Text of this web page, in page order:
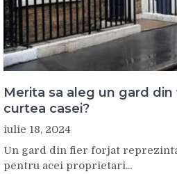
Merita sa aleg un gard
curtea casei?
iulie 18, 2024
Un gard din fier forjat
pentru acei proprietari...